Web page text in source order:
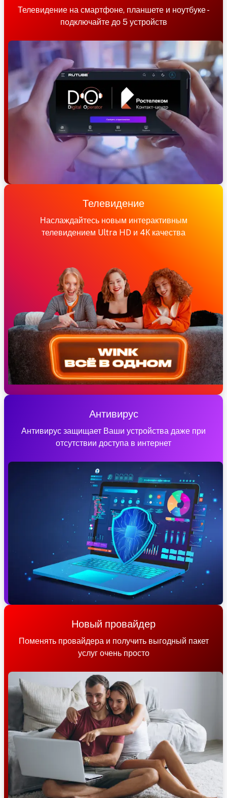
Телевидение на смартфоне, планшете и ноутбуке -
подключайте до 5 устройств
Телевидение
Наслаждайтесь новым интерактивным
телевидением Ultra HD и 4К качества
Антивирус
Антивирус защищает Ваши устройства даже при
отсутствии доступа в интернет
Новый провайдер
Поменять провайдера и получить выгодный пакет
услуг очень просто